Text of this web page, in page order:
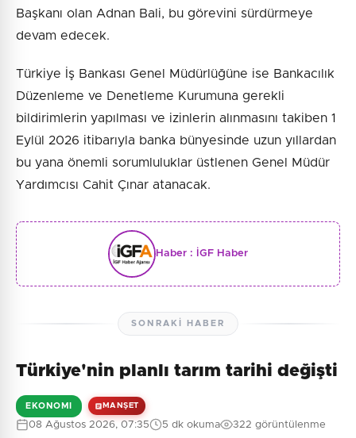
Başkanı olan Adnan Bali, bu görevini sürdürmeye
devam edecek.
Türkiye İş Bankası Genel Müdürlüğüne ise Bankacılık
Düzenleme ve Denetleme Kurumuna gerekli
bildirimlerin yapılması ve izinlerin alınmasını takiben 1
Eylül 2026 itibarıyla banka bünyesinde uzun yıllardan
bu yana önemli sorumluluklar üstlenen Genel Müdür
Yardımcısı Cahit Çınar atanacak.
Haber : İGF Haber
SONRAKI HABER
Türkiye'nin planlı tarım tarihi değişti
EKONOMI MANŞET
08 Ağustos 2026, 07:35 5 dk okuma 322 görüntülenme